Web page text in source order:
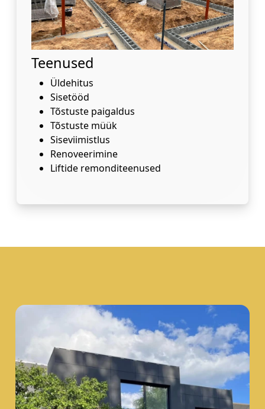
Teenused
Üldehitus
Sisetööd
Tõstuste paigaldus
Tõstuste müük
Siseviimistlus
Renoveerimine
Liftide remonditeenused